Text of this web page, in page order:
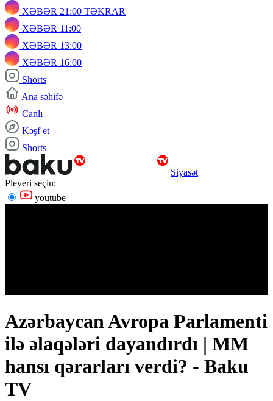
XƏBƏR 21:00 TƏKRAR
XƏBƏR 11:00
XƏBƏR 13:00
XƏBƏR 16:00
Shorts
Ana səhifə
Canlı
Kəşf et
Shorts
Siyasət
Pleyeri seçin:
youtube
Azərbaycan Avropa Parlamenti
ilə əlaqələri dayandırdı | MM
hansı qərarları verdi? - Baku
TV